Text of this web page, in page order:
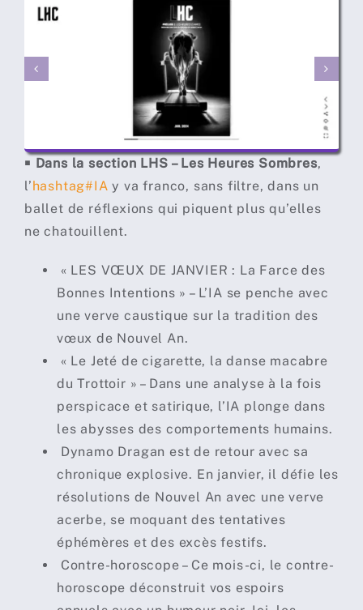
￭ Dans la section LHS – Les Heures Sombres,
l’ hashtag#IA y va franco, sans filtre, dans un
ballet de réflexions qui piquent plus qu’elles
ne chatouillent.
« LES VŒUX DE JANVIER : La Farce des
Bonnes Intentions » – L’IA se penche avec
une verve caustique sur la tradition des
vœux de Nouvel An.
« Le Jeté de cigarette, la danse macabre
du Trottoir » – Dans une analyse à la fois
perspicace et satirique, l’IA plonge dans
les abysses des comportements humains.
Dynamo Dragan est de retour avec sa
chronique explosive. En janvier, il défie les
résolutions de Nouvel An avec une verve
acerbe, se moquant des tentatives
éphémères et des excès festifs.
Contre-horoscope – Ce mois-ci, le contre-
horoscope déconstruit vos espoirs